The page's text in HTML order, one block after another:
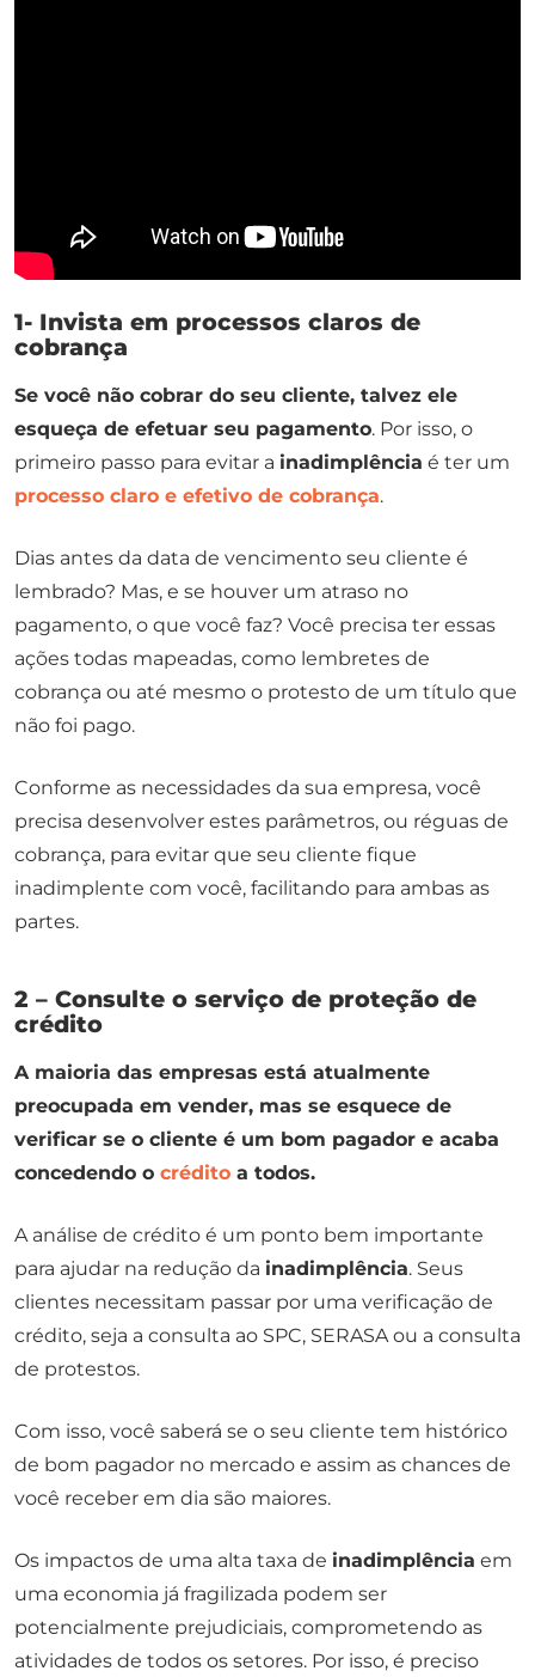
1- Invista em processos claros de
cobrança
Se você não cobrar do seu cliente, talvez ele
esqueça de efetuar seu pagamento. Por isso, o
primeiro passo para evitar a inadimplência é ter um
processo claro e efetivo de cobrança.
Dias antes da data de vencimento seu cliente é
lembrado? Mas, e se houver um atraso no
pagamento, o que você faz? Você precisa ter essas
ações todas mapeadas, como lembretes de
cobrança ou até mesmo o protesto de um título que
não foi pago.
Conforme as necessidades da sua empresa, você
precisa desenvolver estes parâmetros, ou réguas de
cobrança, para evitar que seu cliente fique
inadimplente com você, facilitando para ambas as
partes.
2 – Consulte o serviço de proteção de
crédito
A maioria das empresas está atualmente
preocupada em vender, mas se esquece de
verificar se o cliente é um bom pagador e acaba
concedendo o crédito a todos.
A análise de crédito é um ponto bem importante
para ajudar na redução da inadimplência. Seus
clientes necessitam passar por uma verificação de
crédito, seja a consulta ao SPC, SERASA ou a consulta
de protestos.
Com isso, você saberá se o seu cliente tem histórico
de bom pagador no mercado e assim as chances de
você receber em dia são maiores.
Os impactos de uma alta taxa de inadimplência em
uma economia já fragilizada podem ser
potencialmente prejudiciais, comprometendo as
atividades de todos os setores. Por isso, é preciso